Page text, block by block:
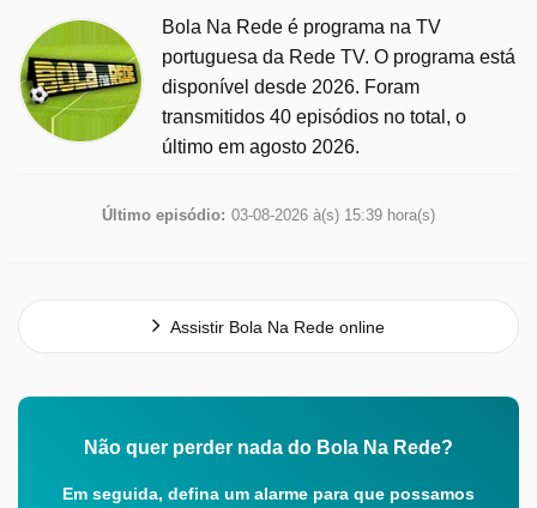
Bola Na Rede é programa na TV
portuguesa da Rede TV. O programa está
disponível desde 2026. Foram
transmitidos 40 episódios no total, o
último em agosto 2026.
Último episódio: 03-08-2026 à(s) 15:39 hora(s)
Assistir Bola Na Rede online
Não quer perder nada do Bola Na Rede?
Em seguida, defina um alarme para que possamos